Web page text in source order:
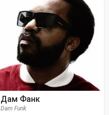
Дам Фанк
Dam Funk